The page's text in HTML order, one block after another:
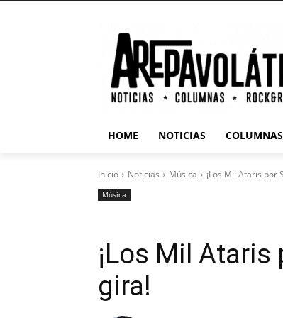
HOME NOTICIAS COLUMNAS
Inicio Noticias Música ¡Los Mil Ataris por
Música
¡Los Mil Ataris
gira!